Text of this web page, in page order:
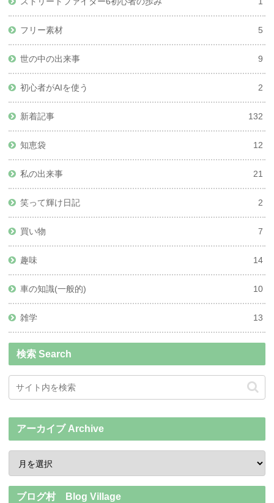
フリー素材 5
世の中の出来事 9
初心者がAIを使う 2
新着記事 132
知恵袋 12
私の出来事 21
笑って輝け日記 2
買い物 7
趣味 14
車の知識(一般的) 10
雑学 13
検索 Search
アーカイブ Archive
ブログ村 Blog Village